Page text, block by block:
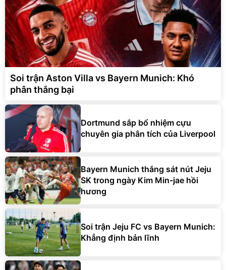
Soi trận Aston Villa vs Bayern Munich: Khó
phân thắng bại
Dortmund sắp bổ nhiệm cựu
chuyên gia phân tích của Liverpool
Bayern Munich thắng sát nút Jeju
SK trong ngày Kim Min-jae hồi
hương
Soi trận Jeju FC vs Bayern Munich:
Khẳng định bản lĩnh